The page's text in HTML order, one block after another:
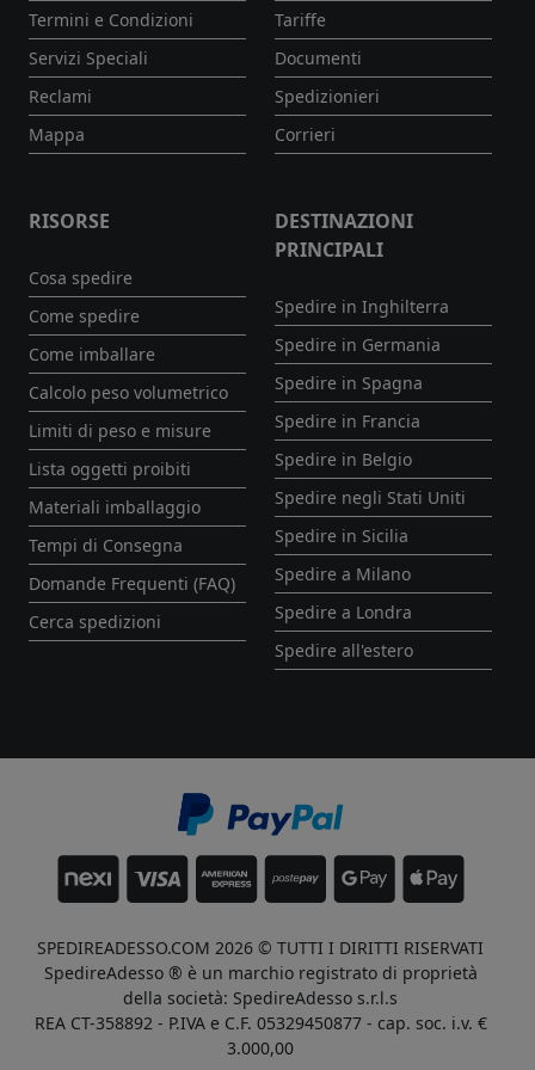
Termini e Condizioni
Servizi Speciali
Reclami
Mappa
Tariffe
Documenti
Spedizionieri
Corrieri
RISORSE
Cosa spedire
Come spedire
Come imballare
Calcolo peso volumetrico
Limiti di peso e misure
Lista oggetti proibiti
Materiali imballaggio
Tempi di Consegna
Domande Frequenti (FAQ)
Cerca spedizioni
DESTINAZIONI
PRINCIPALI
Spedire in Inghilterra
Spedire in Germania
Spedire in Spagna
Spedire in Francia
Spedire in Belgio
Spedire negli Stati Uniti
Spedire in Sicilia
Spedire a Milano
Spedire a Londra
Spedire all'estero
SPEDIREADESSO.COM 2026 © TUTTI I DIRITTI RISERVATI
SpedireAdesso ® è un marchio registrato di proprietà
della società: SpedireAdesso s.r.l.s
REA CT-358892 - P.IVA e C.F. 05329450877 - cap. soc. i.v. €
3.000,00